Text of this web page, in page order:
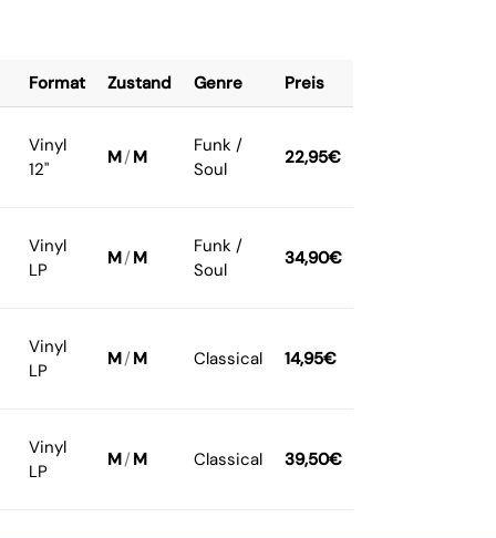
Format Zustand Genre Preis
Vinyl
12"
M/ M
Funk /
Soul
22,95€
Vinyl
LP
M/ M
Funk /
Soul
34,90€
Vinyl
LP
M/ M Classical 14,95€
Vinyl
LP
M/ M Classical 39,50€